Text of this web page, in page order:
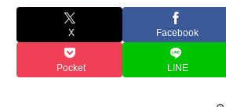
X Facebook
Pocket LINE